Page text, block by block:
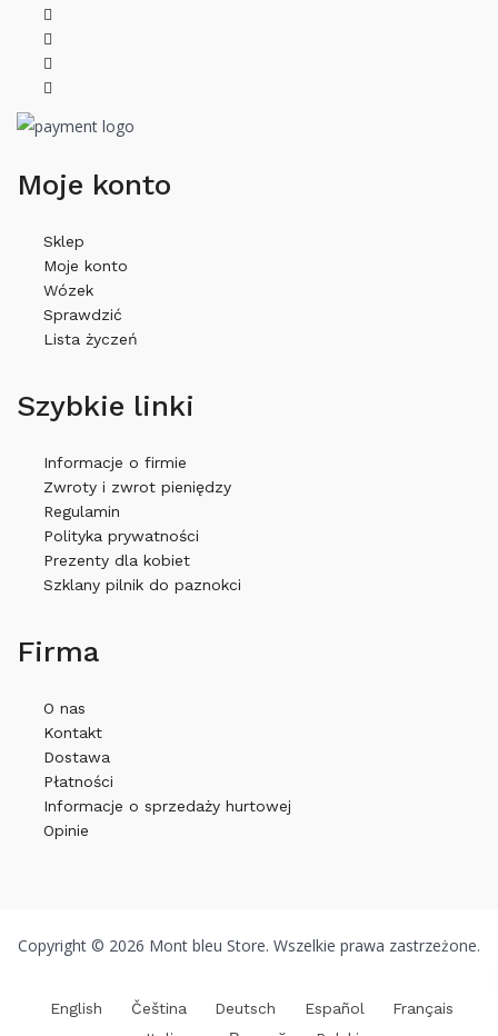
Moje konto
Sklep
Moje konto
Wózek
Sprawdzić
Lista życzeń
Szybkie linki
Informacje o firmie
Zwroty i zwrot pieniędzy
Regulamin
Polityka prywatności
Prezenty dla kobiet
Szklany pilnik do paznokci
Firma
O nas
Kontakt
Dostawa
Płatności
Informacje o sprzedaży hurtowej
Opinie
Copyright © 2026 Mont bleu Store. Wszelkie prawa zastrzeżone.
English Čeština Deutsch Español
Français